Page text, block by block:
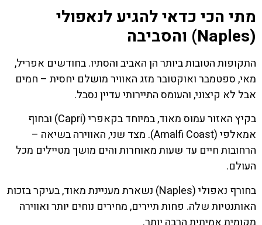
מתי הכי כדאי להגיע לנאפולי
(Naples) והסביבה
התקופות הטובות ביותר הן האביב והסתיו. בחודשים אפריל,
מאי, ספטמבר ואוקטובר מזג האוויר מושלם יחסית – חמים
אבל לא קיצוני, והעומס התיירותי עדיין נסבל.
בקיץ האזור עמוס מאוד, במיוחד בקאפרי (Capri) ובחוף
אמאלפי (Amalfi Coast). מצד שני, האווירה בשיאה –
הרחובות חיים עד שעות מאוחרות והים מושך מטיילים מכל
העולם.
בחורף נאפולי (Naples) נשארת מעניינת מאוד, בעיקר בזכות
האותנטיות שלה. פחות תיירים, מחירים נוחים יותר ואווירה